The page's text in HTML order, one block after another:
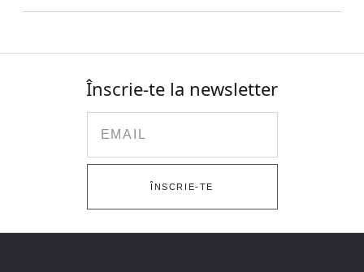
Înscrie-te la newsletter
ÎNSCRIE-TE